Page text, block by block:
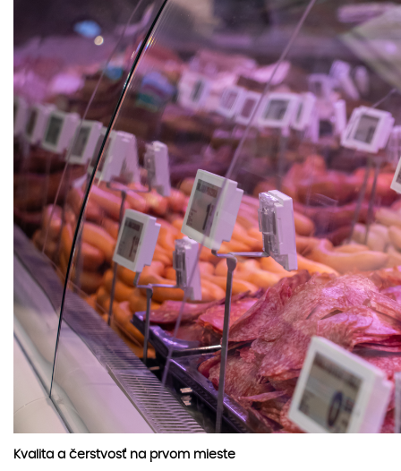
Kvalita a čerstvosť na prvom mieste